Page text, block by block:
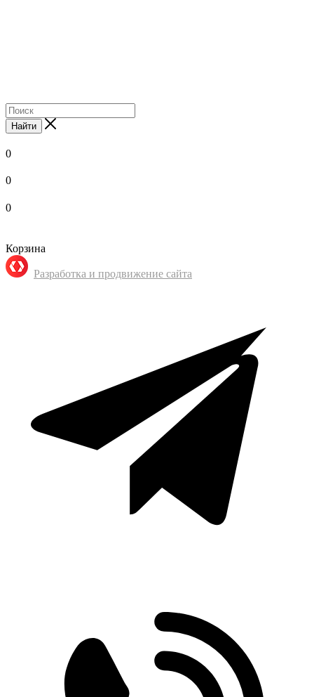
Найти
0
0
0
Корзина
Разработка и продвижение сайта